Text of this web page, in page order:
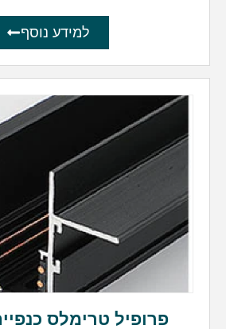
למידע נוסף
פרופיל טרימלס